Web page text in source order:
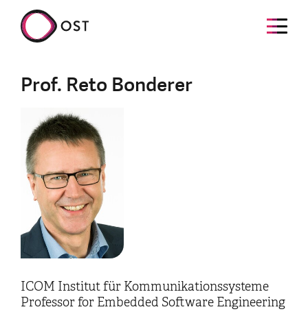
Prof. Reto Bonderer
ICOM Institut für Kommunikationssysteme
Professor for Embedded Software Engineering